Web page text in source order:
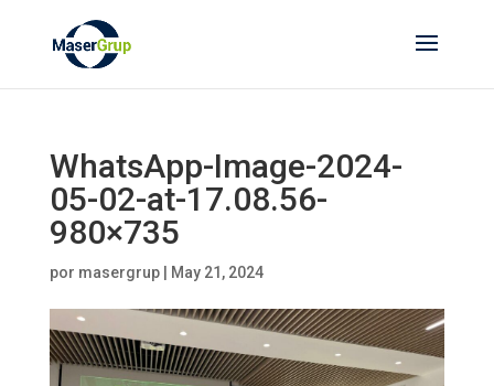
WhatsApp-Image-2024-
05-02-at-17.08.56-
980×735
por masergrup| May 21, 2024